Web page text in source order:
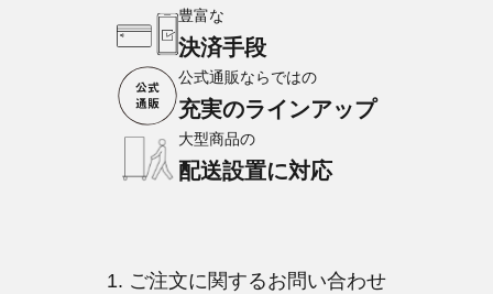
豊富な
決済手段
公式通販ならではの
充実のラインアップ
大型商品の
配送設置に対応
1. ご注文に関するお問い合わせ